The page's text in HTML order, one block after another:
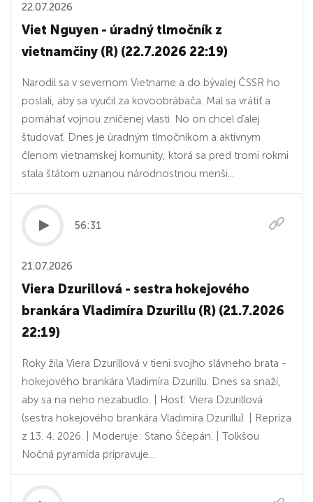
22.07.2026
Viet Nguyen - úradný tlmočník z
vietnamčiny (R) (22.7.2026 22:19)
Narodil sa v severnom Vietname a do bývalej ČSSR ho
poslali, aby sa vyučil za kovoobrábača. Mal sa vrátiť a
pomáhať vojnou zničenej vlasti. No on chcel ďalej
študovať. Dnes je úradným tlmočníkom a aktívnym
členom vietnamskej komunity, ktorá sa pred tromi rokmi
stala štátom uznanou národnostnou menši...
56:31
21.07.2026
Viera Dzurillová - sestra hokejového
brankára Vladimíra Dzurillu (R) (21.7.2026
22:19)
Roky žila Viera Dzurillová v tieni svojho slávneho brata -
hokejového brankára Vladimíra Dzurillu. Dnes sa snaží,
aby sa na neho nezabudlo. | Hosť: Viera Dzurillová
(sestra hokejového brankára Vladimíra Dzurillu). | Repríza
z 13. 4. 2026. | Moderuje: Stano Ščepán. | Tolkšou
Nočná pyramída pripravuje...